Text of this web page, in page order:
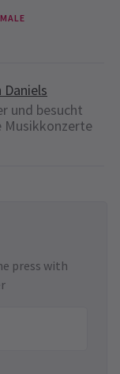
Daniels
und besucht
Musikkonzerte
press with